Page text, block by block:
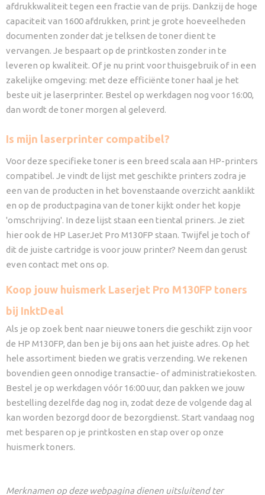
afdrukkwaliteit tegen een fractie van de prijs. Dankzij de hoge
capaciteit van 1600 afdrukken, print je grote hoeveelheden
documenten zonder dat je telksen de toner dient te
vervangen. Je bespaart op de printkosten zonder in te
leveren op kwaliteit. Of je nu print voor thuisgebruik of in een
zakelijke omgeving: met deze efficiënte toner haal je het
beste uit je laserprinter. Bestel op werkdagen nog voor 16:00,
dan wordt de toner morgen al geleverd.
Is mijn laserprinter compatibel?
Voor deze specifieke toner is een breed scala aan HP-printers
compatibel. Je vindt de lijst met geschikte printers zodra je
een van de producten in het bovenstaande overzicht aanklikt
en op de productpagina van de toner kijkt onder het kopje
'omschrijving'. In deze lijst staan een tiental priners. Je ziet
hier ook de HP LaserJet Pro M130FP staan. Twijfel je toch of
dit de juiste cartridge is voor jouw printer? Neem dan gerust
even contact met ons op.
Koop jouw huismerk Laserjet Pro M130FP toners
bij InktDeal
Als je op zoek bent naar nieuwe toners die geschikt zijn voor
de HP M130FP, dan ben je bij ons aan het juiste adres. Op het
hele assortiment bieden we gratis verzending. We rekenen
bovendien geen onnodige transactie- of administratiekosten.
Bestel je op werkdagen vóór 16:00 uur, dan pakken we jouw
bestelling dezelfde dag nog in, zodat deze de volgende dag al
kan worden bezorgd door de bezorgdienst. Start vandaag nog
met besparen op je printkosten en stap over op onze
huismerk toners.
Merknamen op deze webpagina dienen uitsluitend ter